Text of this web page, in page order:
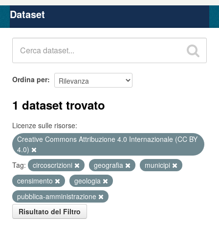
Organizzazioni
Gruppi
Dataset
Ordina per
1 dataset trovato
Licenze sulle risorse:
Creative Commons Attribuzione 4.0 Internazionale (CC BY
4.0)
Tag:
circoscrizioni geografia
municipi
censimento
geologia
pubblica-amministrazione
Risultato del Filtro